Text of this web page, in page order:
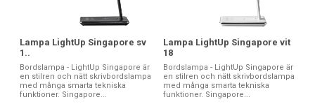
Lampa LightUp Singapore sv
1..
Bordslampa - LightUp Singapore är
en stilren och nätt skrivbordslampa
med många smarta tekniska
funktioner. Singapore...
Lampa LightUp Singapore vit
18
Bordslampa - LightUp Singapore är
en stilren och nätt skrivbordslampa
med många smarta tekniska
funktioner. Singapore...